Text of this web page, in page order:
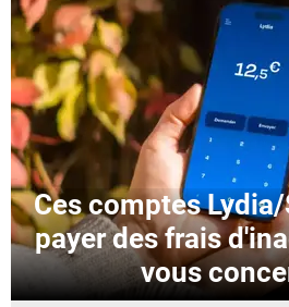
Ces comptes
payer des frais
vous